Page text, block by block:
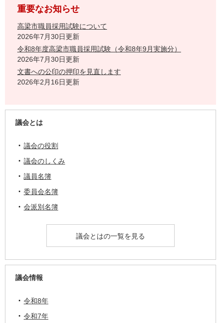
重要なお知らせ
高梁市職員採用試験について
2026年7月30日更新
令和8年度高梁市職員採用試験（令和8年9月実施分）
2026年7月30日更新
文書への公印の押印を見直します
2026年2月16日更新
議会とは
議会の役割
議会のしくみ
議員名簿
委員会名簿
会派別名簿
議会とはの一覧を見る
議会情報
令和8年
令和7年